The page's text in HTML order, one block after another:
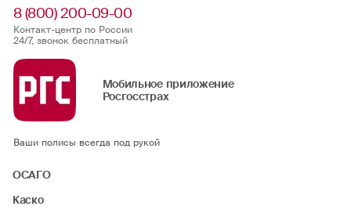
8 (800) 200-09-00
Контакт-центр по России
24/7, звонок бесплатный
Мобильное приложение
Росгосстрах
Ваши полисы всегда под рукой
ОСАГО
Каско